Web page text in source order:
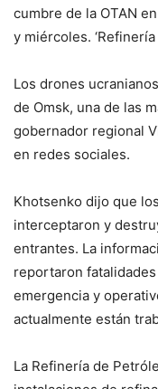
cumbre de la OTAN
y miércoles.
Los drones
de Omsk, una de las
gobernador regional
en redes sociales.
Khotsenko dijo que
interceptaron y
entrantes. La
reportaron
emergencia y
actualmente están
La Refinería de